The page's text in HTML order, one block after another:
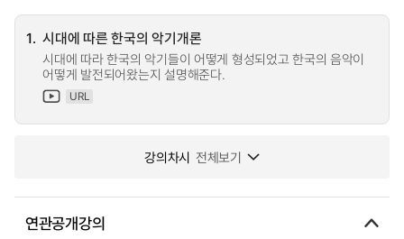
1. 시대에 따른 한국의 악기개론
시대에 따라 한국의 악기들이 어떻게 형성되었고 한국의 음악이
어떻게 발전되어왔는지 설명해준다.
URL
강의차시 전체보기
연관공개강의